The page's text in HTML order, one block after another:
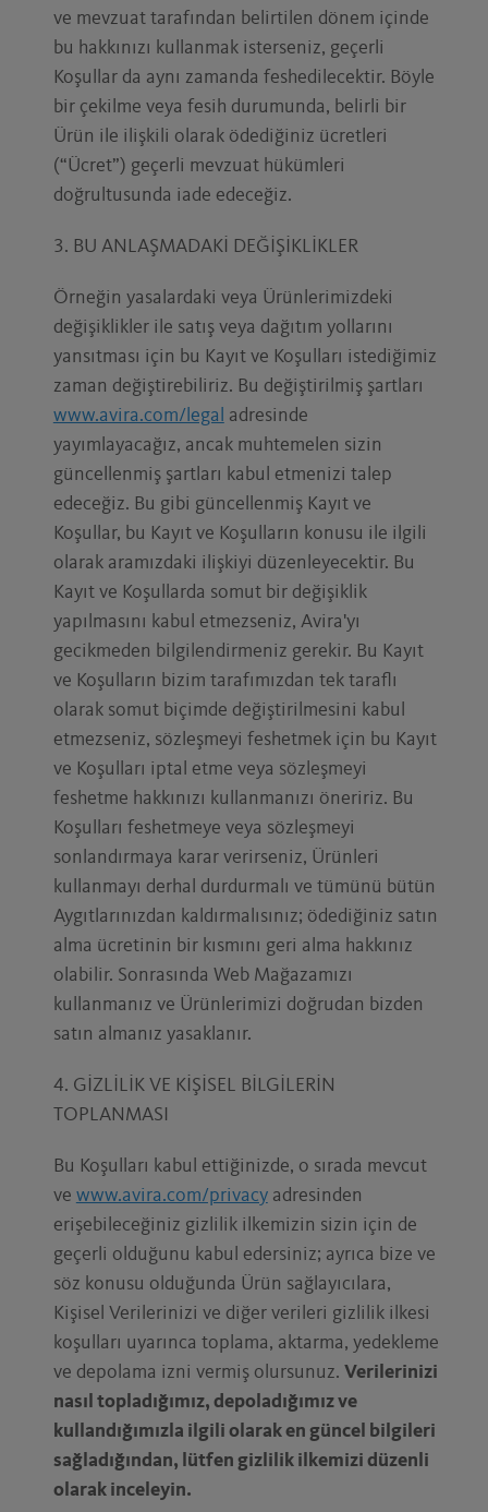
ve mevzuat tarafından belirtilen dönem içinde
bu hakkınızı kullanmak isterseniz, geçerli
Koşullar da aynı zamanda feshedilecektir. Böyle
bir çekilme veya fesih durumunda, belirli bir
Ürün ile ilişkili olarak ödediğiniz ücretleri
(“Ücret”) geçerli mevzuat hükümleri
doğrultusunda iade edeceğiz.
3. BU ANLAŞMADAKİ DEĞİŞİKLİKLER
Örneğin yasalardaki veya Ürünlerimizdeki
değişiklikler ile satış veya dağıtım yollarını
yansıtması için bu Kayıt ve Koşulları istediğimiz
zaman değiştirebiliriz. Bu değiştirilmiş şartları
www.avira.com/legal
adresinde
yayımlayacağız, ancak muhtemelen sizin
güncellenmiş şartları kabul etmenizi talep
edeceğiz. Bu gibi güncellenmiş Kayıt ve
Koşullar, bu Kayıt ve Koşulların konusu ile ilgili
olarak aramızdaki ilişkiyi düzenleyecektir. Bu
Kayıt ve Koşullarda somut bir değişiklik
yapılmasını kabul etmezseniz, Avira'yı
gecikmeden bilgilendirmeniz gerekir. Bu Kayıt
ve Koşulların bizim tarafımızdan tek taraflı
olarak somut biçimde değiştirilmesini kabul
etmezseniz, sözleşmeyi feshetmek için bu Kayıt
ve Koşulları iptal etme veya sözleşmeyi
feshetme hakkınızı kullanmanızı öneririz. Bu
Koşulları feshetmeye veya sözleşmeyi
sonlandırmaya karar verirseniz, Ürünleri
kullanmayı derhal durdurmalı ve tümünü bütün
Aygıtlarınızdan kaldırmalısınız; ödediğiniz satın
alma ücretinin bir kısmını geri alma hakkınız
olabilir. Sonrasında Web Mağazamızı
kullanmanız ve Ürünlerimizi doğrudan bizden
satın almanız yasaklanır.
4. GİZLİLİK VE KİŞİSEL BİLGİLERİN
TOPLANMASI
Bu Koşulları kabul ettiğinizde, o sırada mevcut
ve www.avira.com/privacyadresinden
erişebileceğiniz gizlilik ilkemizin sizin için de
geçerli olduğunu kabul edersiniz; ayrıca bize ve
söz konusu olduğunda Ürün sağlayıcılara,
Kişisel Verilerinizi ve diğer verileri gizlilik ilkesi
koşulları uyarınca toplama, aktarma, yedekleme
ve depolama izni vermiş olursunuz. Verilerinizi
nasıl topladığımız, depoladığımız ve
kullandığımızla ilgili olarak en güncel bilgileri
sağladığından, lütfen gizlilik ilkemizi düzenli
olarak inceleyin.